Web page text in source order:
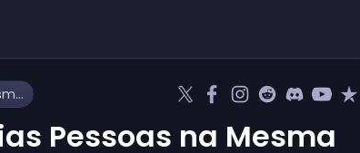
Várias Pessoas na Mesma Casa Podem Ter uma Conta no Freecash?
Pessoas na Mesma